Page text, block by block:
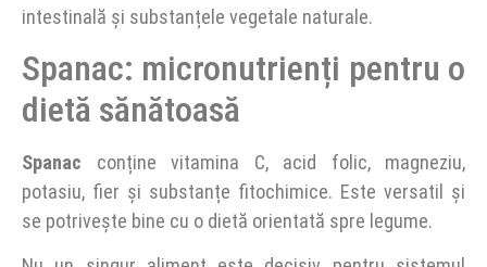
intestinală și substanțele vegetale naturale.
Spanac: micronutrienți pentru o
dietă sănătoasă
Spanac conține vitamina C, acid folic, magneziu,
potasiu, fier și substanțe fitochimice. Este versatil și
se potrivește bine cu o dietă orientată spre legume.